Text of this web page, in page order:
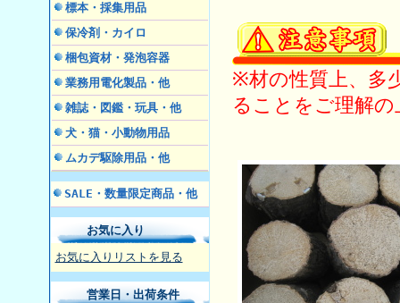
標本・採集用品
保冷剤・カイロ
梱包資材・発泡容器
業務用電化製品・他
雑誌・図鑑・玩具・他
犬・猫・小動物用品
ムカデ駆除用品・他
SALE・数量限定商品・他
お気に入り
お気に入りリストを見る
営業日・出荷条件
※材の性質上、多
ることをご理解